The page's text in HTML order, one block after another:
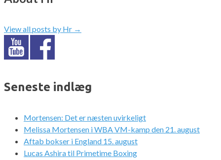
View all posts by Hr →
Seneste indlæg
Mortensen: Det er næsten uvirkeligt
Melissa Mortensen i WBA VM-kamp den 21. august
Aftab bokser i England 15. august
Lucas Ashira til Primetime Boxing